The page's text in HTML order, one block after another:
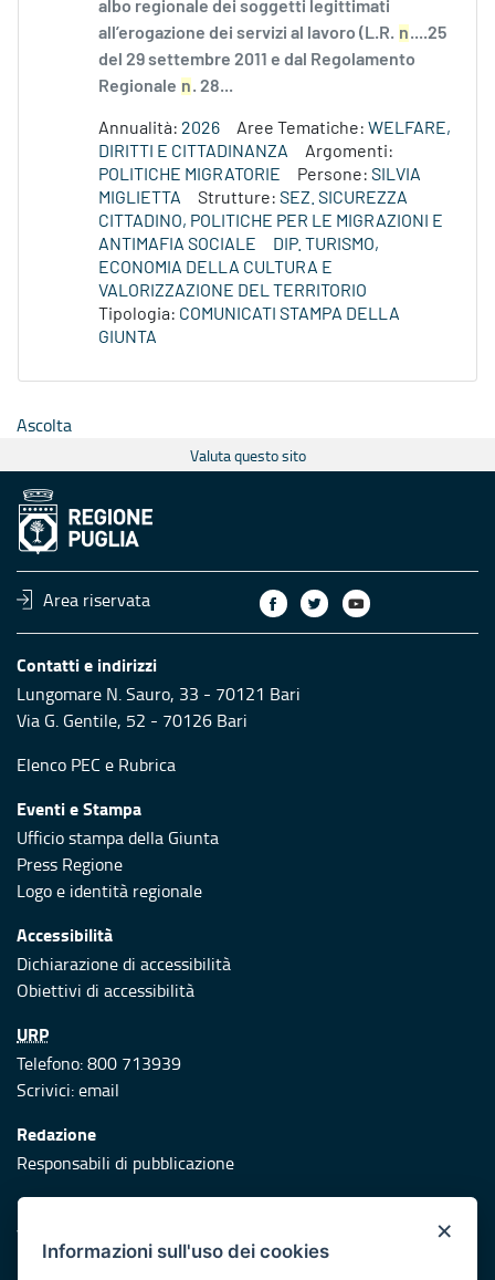
albo regionale dei soggetti legittimati
all’erogazione dei servizi al lavoro (L.R. n....25
del 29 settembre 2011 e dal Regolamento
Regionale n. 28...
Annualità: 2026 Aree Tematiche: WELFARE,
DIRITTI E CITTADINANZA
Argomenti:
POLITICHE MIGRATORIE
Persone: SILVIA
MIGLIETTA
Strutture: SEZ. SICUREZZA
CITTADINO, POLITICHE PER LE MIGRAZIONI E
ANTIMAFIA SOCIALE
DIP. TURISMO,
ECONOMIA DELLA CULTURA E
VALORIZZAZIONE DEL TERRITORIO
Tipologia: COMUNICATI STAMPA DELLA
GIUNTA
Ascolta
Valuta questo sito
Area riservata
Contatti e indirizzi
Lungomare N. Sauro, 33 - 70121 Bari
Via G. Gentile, 52 - 70126 Bari
Elenco PEC e Rubrica
Eventi e Stampa
Ufficio stampa della Giunta
Press Regione
Logo e identità regionale
Accessibilità
Dichiarazione di accessibilità
Obiettivi di accessibilità
URP
Telefono: 800 713939
Scrivici:email
Redazione
Responsabili di pubblicazione
Protezione civile
Vai al sito di Protezione Civile Puglia
×
Informazioni sull'uso dei cookies